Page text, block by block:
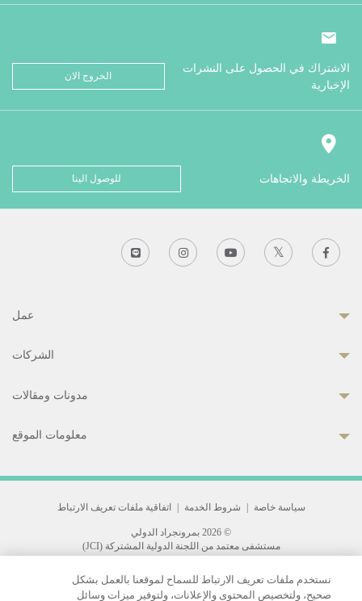
الاشتراك في الحصول على النشرات
الإخبارية
الخروج الان
الخريطة والاتجاهات للوصول الينا
عمل
الشركات
مدونات ومقالات
معلومات الموقع
سياسة خاصة شروط الخدمة اتفاقية ملفات تعريف الارتباط
© 2026 بمرونجراد الدولي
مستشفى معتمد من اللجنة الدولية المشتركة (JCI)
33 Sukhumvit 3, Wattana, Bangkok 10110 Thailand.
All rights reserved.
نستخدم ملفات تعريف الارتباط للسماح لموقعنا بالعمل بشكل
صحيح، ولتخصيص المحتوى والإعلانات، ولتوفير ميزات وسائل